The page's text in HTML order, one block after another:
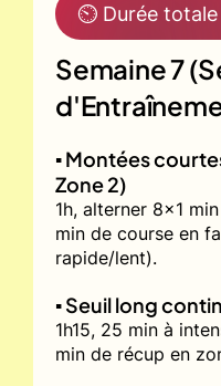
⏲ Durée totale
Semaine 7
▪️ Montées
Zone 2)
1h, alterner 8x1
min de course en
rapide/lent).
▪️ Seuil long
1h15, 25 min à
min de récup en